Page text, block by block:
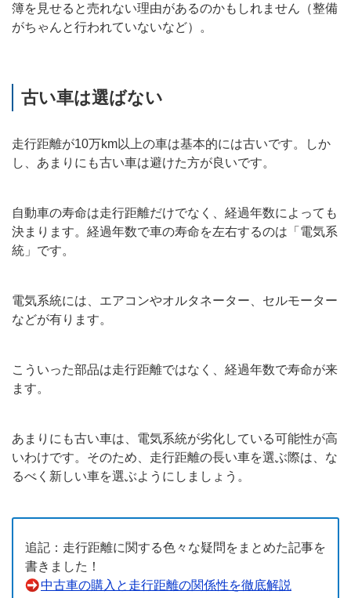
簿を見せると売れない理由があるのかもしれません（整備
がちゃんと行われていないなど）。
古い車は選ばない
走行距離が10万km以上の車は基本的には古いです。しか
し、あまりにも古い車は避けた方が良いです。
自動車の寿命は走行距離だけでなく、経過年数によっても
決まります。経過年数で車の寿命を左右するのは「電気系
統」です。
電気系統には、エアコンやオルタネーター、セルモーター
などが有ります。
こういった部品は走行距離ではなく、経過年数で寿命が来
ます。
あまりにも古い車は、電気系統が劣化している可能性が高
いわけです。そのため、走行距離の長い車を選ぶ際は、な
るべく新しい車を選ぶようにしましょう。
追記：走行距離に関する色々な疑問をまとめた記事を
書きました！
中古車の購入と走行距離の関係性を徹底解説